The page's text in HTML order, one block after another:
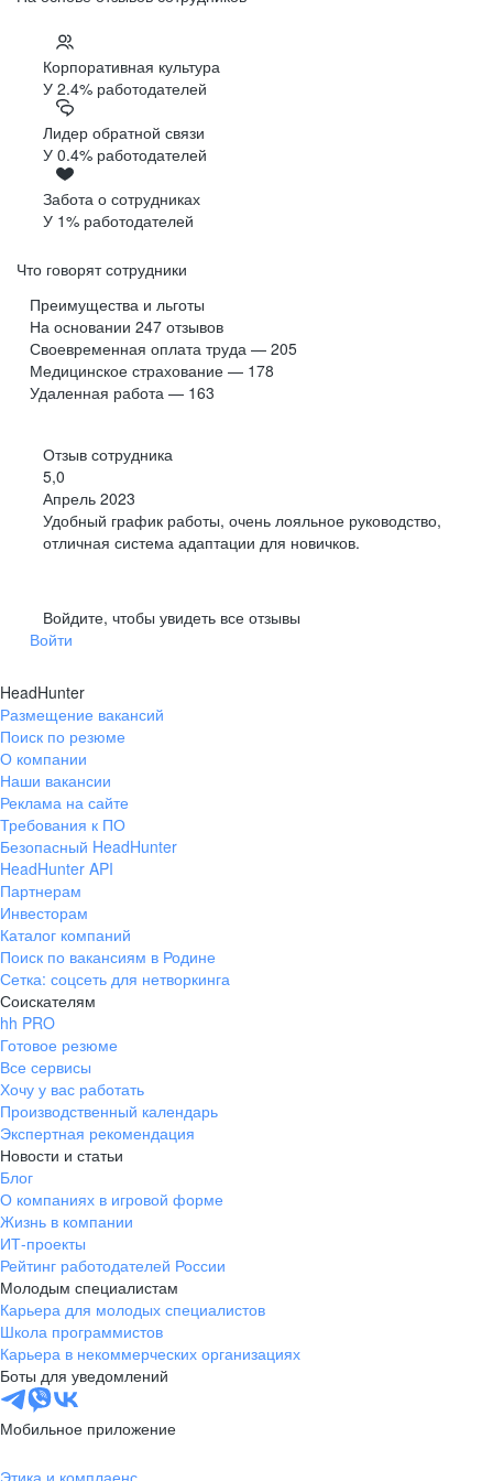
Корпоративная культура
У 2.4% работодателей
Лидер обратной связи
У 0.4% работодателей
Забота о сотрудниках
У 1% работодателей
Что говорят сотрудники
Преимущества и льготы
На основании 247 отзывов
Своевременная оплата труда — 205
Медицинское страхование — 178
Удаленная работа — 163
Отзыв сотрудника
5,0
Апрель 2023
Удобный график работы, очень лояльное руководство,
отличная система адаптации для новичков.
Войдите, чтобы увидеть все отзывы
Войти
HeadHunter
Размещение вакансий
Поиск по резюме
О компании
Наши вакансии
Реклама на сайте
Требования к ПО
Безопасный HeadHunter
HeadHunter API
Партнерам
Инвесторам
Каталог компаний
Поиск по вакансиям в Родине
Сетка: соцсеть для нетворкинга
Соискателям
hh PRO
Готовое резюме
Все сервисы
Хочу у вас работать
Производственный календарь
Экспертная рекомендация
Новости и статьи
Блог
О компаниях в игровой форме
Жизнь в компании
ИТ-проекты
Рейтинг работодателей России
Молодым специалистам
Карьера для молодых специалистов
Школа программистов
Карьера в некоммерческих организациях
Боты для уведомлений
Мобильное приложение